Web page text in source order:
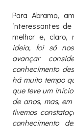
Para Abramo,
interessantes de
melhor e, claro,
ideia, foi só
avançar
conhecimento
há muito tempo
que teve um
de anos, mas,
tivemos
conhecimento